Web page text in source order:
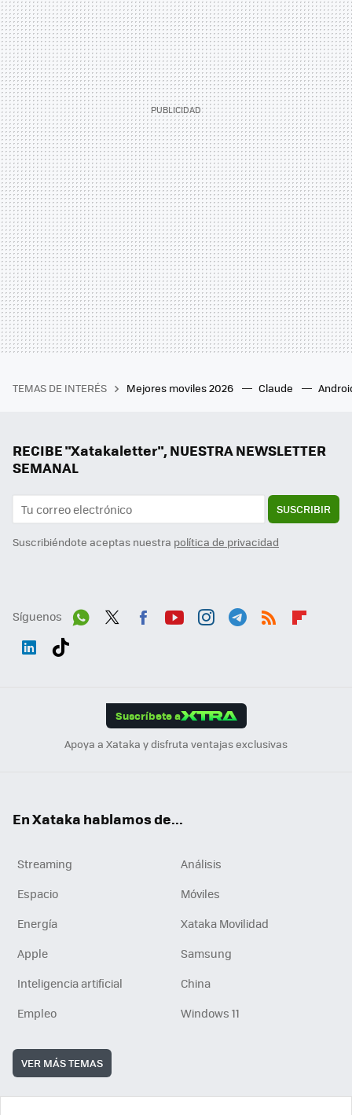
TEMAS DE INTERÉS Mejores moviles 2026 Claude
RECIBE "Xatakaletter", NUESTRA NEWSLETTER
SEMANAL
SUSCRIBIR
Suscribiéndote aceptas nuestra política de privacidad
Síguenos
Suscríbete a
Apoya a Xataka y disfruta ventajas exclusivas
En Xataka hablamos de...
Streaming
Análisis
Espacio
Móviles
Energía
Xataka Movilidad
Apple
Samsung
Inteligencia artificial
China
Empleo
Windows 11
VER MÁS TEMAS